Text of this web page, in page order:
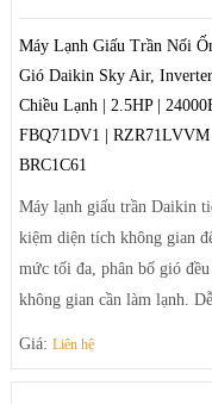
giúp điều tiết luồng gió ra
máy theo luồng tối ưu và
để khí mát có thể đến tận
góc phòng xa nhất.
Máy Lạnh Giấu Trần Nối
Gió Daikin Sky Air,
Chiều Lạnh | 2.5HP |
FBQ71DV1 |
BRC1C61
Máy lạnh giấu trần Daikin
kiệm diện tích không gian
mức tối đa, phân bố gió
không gian cần làm lạnh.
Giá:Liên hệ